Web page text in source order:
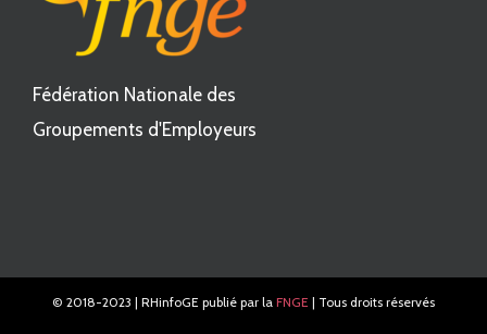
Fédération Nationale des
Groupements d'Employeurs
© 2018-2023 | RHinfoGE publié par la FNGE | Tous droits réservés